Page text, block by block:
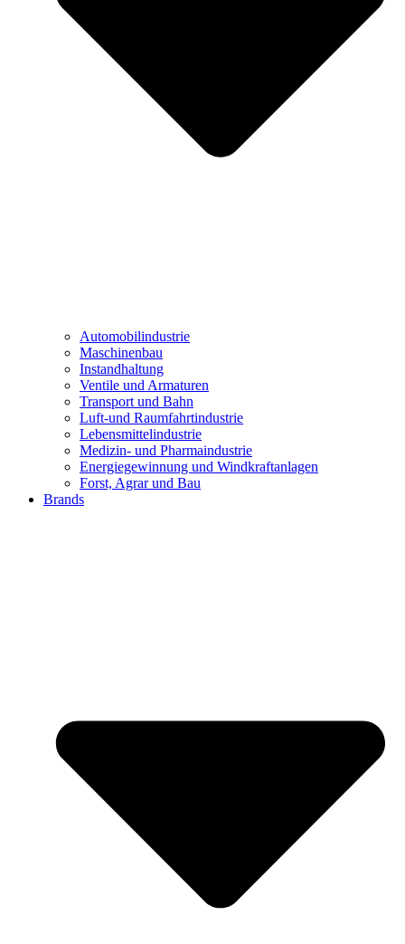
Automobilindustrie
Maschinenbau
Instandhaltung
Ventile und Armaturen
Transport und Bahn
Luft-und Raumfahrtindustrie
Lebensmittelindustrie
Medizin- und Pharmaindustrie
Energiegewinnung und Windkraftanlagen
Forst, Agrar und Bau
Brands